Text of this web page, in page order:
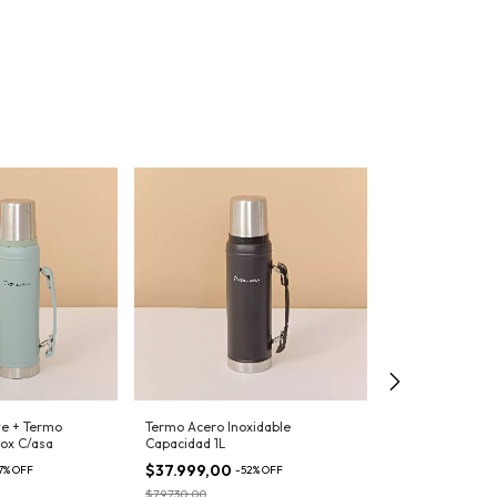
+ Termo
C/asa
%OFF
Termo Acero Inoxidable
Capacidad 1L
$37.999,00 -52%OFF